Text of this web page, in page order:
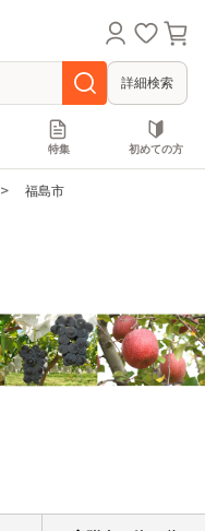
詳細検索
特集 初めての方
福島市